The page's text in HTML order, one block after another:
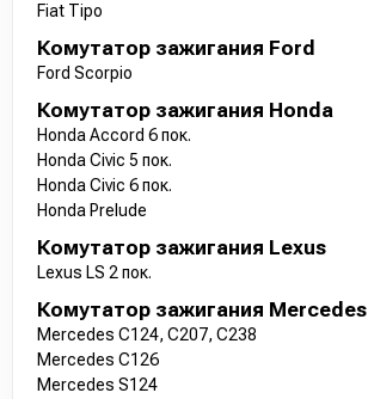
Fiat Tipo
Комутатор зажигания Ford
Ford Scorpio
Комутатор зажигания Honda
Honda Accord 6 пок.
Honda Civic 5 пок.
Honda Civic 6 пок.
Honda Prelude
Комутатор зажигания Lexus
Lexus LS 2 пок.
Комутатор зажигания Mercedes
Mercedes C124, C207, C238
Mercedes C126
Mercedes S124